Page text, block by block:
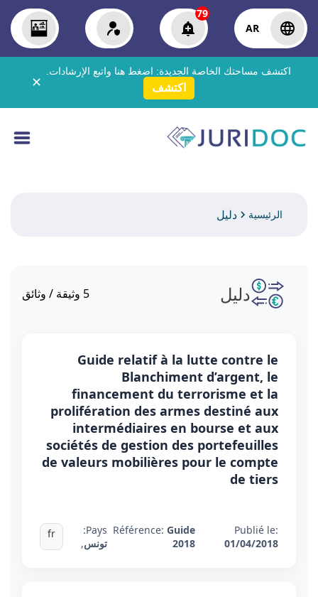
AR
79
اكتشف مساحتك الخاصة الجديدة: اضغط هنا واتبع الإرشادات.
اكتشف ✕
الرئيسية دليل
دليل 5 وثيقة / وثائق
Guide relatif à la lutte contre le
Blanchiment d’argent, le
financement du terrorisme et la
prolifération des armes destiné aux
intermédiaires en bourse et aux
sociétés de gestion des portefeuilles
de valeurs mobilières pour le compte
de tiers
Publié le:
01/04/2018
Référence:Guide
2018
Pays:
تونس,
fr